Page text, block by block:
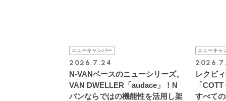
ニューキャンパー
2026.7.24
N-VANベースのニューシリーズ。
VAN DWELLER「audace」！N
バンならではの機能性を活用し架
ニューキャ
レクビ
「
すべて